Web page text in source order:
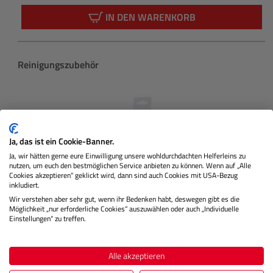
IN DEN WARENKORB
Produktgalerie überspringen
Reinigungszubehör
Ja, das ist ein Cookie-Banner.
Ja, wir hätten gerne eure Einwilligung unsere wohldurchdachten Helferleins zu
nutzen, um euch den bestmöglichen Service anbieten zu können. Wenn auf „Alle
Cookies akzeptieren“ geklickt wird, dann sind auch Cookies mit USA-Bezug
inkludiert.
Wir verstehen aber sehr gut, wenn ihr Bedenken habt, deswegen gibt es die
Möglichkeit „nur erforderliche Cookies“ auszuwählen oder auch „Individuelle
Einstellungen“ zu treffen.
Alle akzeptieren